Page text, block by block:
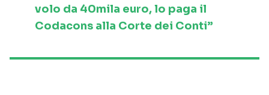
volo da 40mila euro, lo paga il
Codacons alla Corte dei Conti”